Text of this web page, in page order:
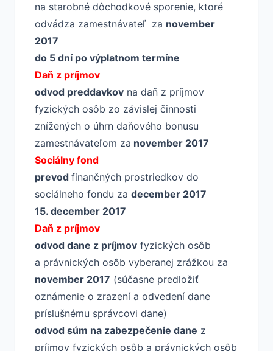
na starobné dôchodkové sporenie, ktoré
odvádza zamestnávateľ za november
2017
do 5 dní po výplatnom termíne
Daň z príjmov
odvod preddavkov na daň z príjmov
fyzických osôb zo závislej činnosti
znížených o úhrn daňového bonusu
zamestnávateľom za november 2017
Sociálny fond
prevod finančných prostriedkov do
sociálneho fondu za december 2017
15. december 2017
Daň z príjmov
odvod dane z príjmov fyzických osôb
a právnických osôb vyberanej zrážkou za
november 2017 (súčasne predložiť
oznámenie o zrazení a odvedení dane
príslušnému správcovi dane)
odvod súm na zabezpečenie dane z
príjmov fyzických osôb a právnických osôb